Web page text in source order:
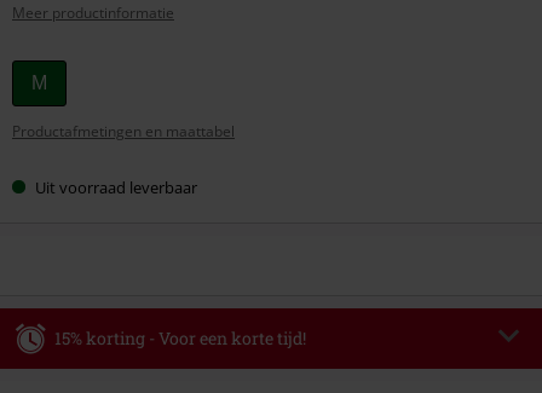
Meer productinformatie
Kies
je
maat
M
Productafmetingen en maattabel
Uit voorraad leverbaar
15% korting - Voor een korte tijd!